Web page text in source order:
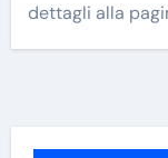
dettagli alla